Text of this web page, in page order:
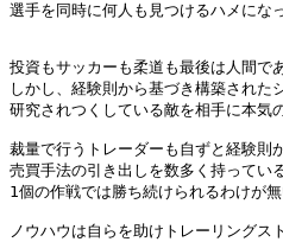
選手を同時に何人も見つけるハメになっ
投資もサッカーも柔道も最後は人間であ
しかし、経験則から基づき構築された
研究されつくしている敵を相手に本気
裁量で行うトレーダーも自ずと経験則
売買手法の引き出しを数多く持ってい
1個の作戦では勝ち続けられるわけが無
ノウハウは自らを助けトレーリングス